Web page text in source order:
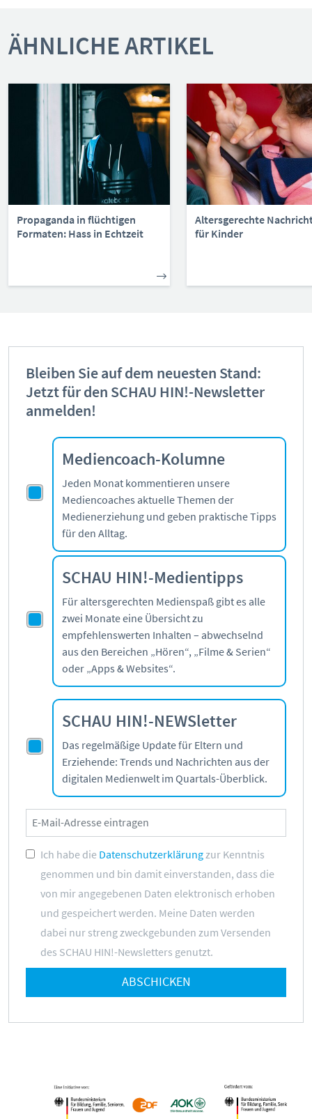
ÄHNLICHE ARTIKEL
Propaganda in flüchtigen
Formaten: Hass in Echtzeit
Altersgerechte
für Kinder
Bleiben Sie auf dem neuesten Stand:
Jetzt für den SCHAU HIN!-Newsletter
anmelden!
Mediencoach-Kolumne
Jeden Monat kommentieren unsere
Mediencoaches aktuelle Themen der
Medienerziehung und geben praktische Tipps
für den Alltag.
SCHAU HIN!-Medientipps
Für altersgerechten Medienspaß gibt es alle
zwei Monate eine Übersicht zu
empfehlenswerten Inhalten – abwechselnd
aus den Bereichen „Hören“, „Filme & Serien“
oder „Apps & Websites“.
SCHAU HIN!-NEWSletter
Das regelmäßige Update für Eltern und
Erziehende: Trends und Nachrichten aus der
digitalen Medienwelt im Quartals-Überblick.
Ich habe die Datenschutzerklärungzur Kenntnis
genommen und bin damit einverstanden, dass die
von mir angegebenen Daten elektronisch erhoben
und gespeichert werden. Meine Daten werden
dabei nur streng zweckgebunden zum Versenden
des SCHAU HIN!-Newsletters genutzt.
ABSCHICKEN